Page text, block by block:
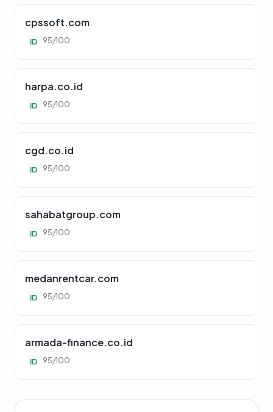
cpssoft.com
ID 95/100
harpa.co.id
ID 95/100
cgd.co.id
ID 95/100
sahabatgroup.com
ID 95/100
medanrentcar.com
ID 95/100
armada-finance.co.id
ID 95/100